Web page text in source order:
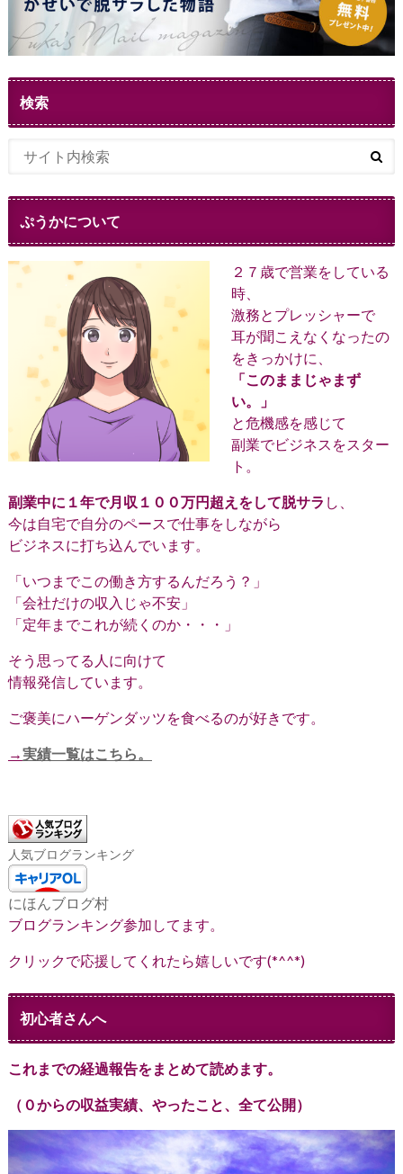
検索
ぷうかについて
２７歳で営業をしている
時、
激務とプレッシャーで
耳が聞こえなくなったの
をきっかけに、
「このままじゃまず
い。」
と危機感を感じて
副業でビジネスをスター
ト。
副業中に１年で月収１００万円超えをして脱サラ し、
今は自宅で自分のペースで仕事をしながら
ビジネスに打ち込んでいます。
「いつまでこの働き方するんだろう？」
「会社だけの収入じゃ不安」
「定年までこれが続くのか・・・」
そう思ってる人に向けて
情報発信しています。
ご褒美にハーゲンダッツを食べるのが好きです。
→実績一覧はこちら。
人気ブログランキング
にほんブログ村
ブログランキング参加してます。
クリックで応援してくれたら嬉しいです(*^^*)
初心者さんへ
これまでの経過報告をまとめて読めます。
（０からの収益実績、やったこと、全て公開）